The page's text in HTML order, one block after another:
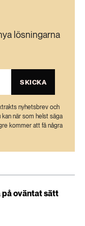
lösningarna
SKICKA
nyhetsbrev och
när som helst säga
kommer att få några
på oväntat sätt